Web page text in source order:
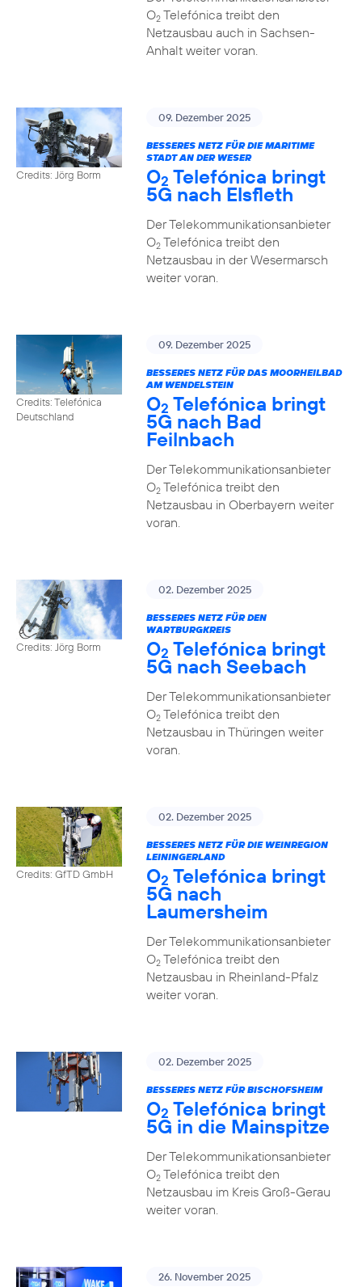
O2Telefónica treibt den
Netzausbau auch in Sachsen-
Anhalt weiter voran.
Credits: Jörg Borm
09. Dezember 2025
BESSERES NETZ FÜR DIE MARITIME
STADT AN DER WESER
O2 Telefónica bringt
5G nach Elsfleth
Der Telekommunikationsanbieter
O2Telefónica treibt den
Netzausbau in der Wesermarsch
weiter voran.
Credits: Telefónica
Deutschland
09. Dezember 2025
BESSERES NETZ FÜR DAS MOORHEILBAD
AM WENDELSTEIN
O2 Telefónica bringt
5G nach Bad
Feilnbach
Der Telekommunikationsanbieter
O2Telefónica treibt den
Netzausbau in Oberbayern weiter
voran.
Credits: Jörg Borm
02. Dezember 2025
BESSERES NETZ FÜR DEN
WARTBURGKREIS
O2 Telefónica bringt
5G nach Seebach
Der Telekommunikationsanbieter
O2Telefónica treibt den
Netzausbau in Thüringen weiter
voran.
Credits: GfTD GmbH
02. Dezember 2025
BESSERES NETZ FÜR DIE WEINREGION
LEININGERLAND
O2 Telefónica bringt
5G nach
Laumersheim
Der Telekommunikationsanbieter
O2Telefónica treibt den
Netzausbau in Rheinland-Pfalz
weiter voran.
02. Dezember 2025
BESSERES NETZ FÜR BISCHOFSHEIM
O2 Telefónica bringt
5G in die Mainspitze
Der Telekommunikationsanbieter
O2Telefónica treibt den
Netzausbau im Kreis Groß-Gerau
weiter voran.
26. November 2025